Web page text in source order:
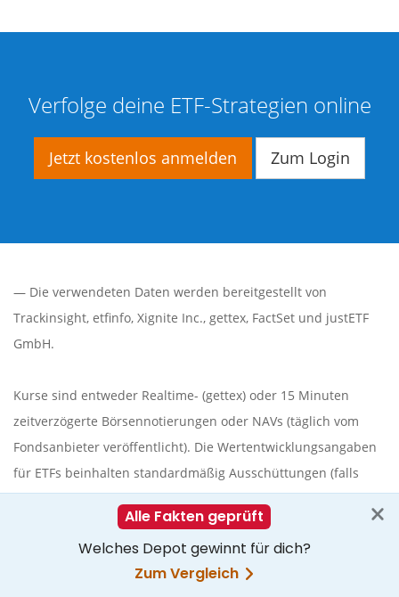
Verfolge deine ETF-Strategien online
Jetzt kostenlos anmelden Zum Login
— Die verwendeten Daten werden bereitgestellt von
Trackinsight, etfinfo, Xignite Inc., gettex, FactSet und justETF
GmbH.
Kurse sind entweder Realtime- (gettex) oder 15 Minuten
zeitverzögerte Börsennotierungen oder NAVs (täglich vom
Fondsanbieter veröffentlicht). Die Wertentwicklungsangaben
für ETFs beinhalten standardmäßig Ausschüttungen (falls
vorhanden). Nähere Informationen erhältst duhier. Es wird
keine Gewähr für die Vollständigkeit, Genauigkeit und
Richtigkeit der dargestellten Informationen übernommen.